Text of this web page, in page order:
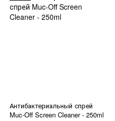
Антибактериальный спрей
Muc-Off Screen Cleaner - 250ml